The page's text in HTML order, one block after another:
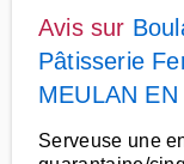
Avis sur
Pâtisserie
MEULAN
Serveuse une